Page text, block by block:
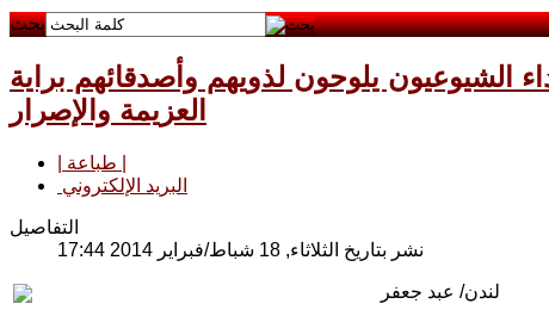
بحث
يلوحون لذويهم وأصدقائهم براية
العزيمة والإصرار
البريد الإلكتروني
التفاصيل
نشر بتاريخ الثلاثاء, 18 شباط/فبراير 2014 17:44
لندن/ عبد جعفر